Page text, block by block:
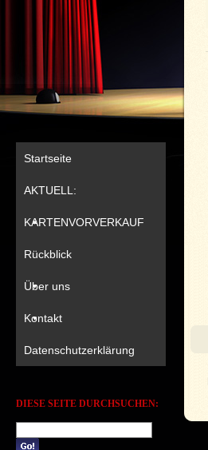
Startseite
AKTUELL:
KARTENVORVERKAUF
Rückblick
Über uns
Kontakt
Datenschutzerklärung
DIESE SEITE DURCHSUCHEN: